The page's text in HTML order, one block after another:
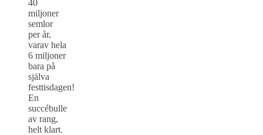
40
miljoner
semlor
per år,
varav hela
6 miljoner
bara på
själva
festtisdagen!
En
succébulle
av rang,
helt klart.